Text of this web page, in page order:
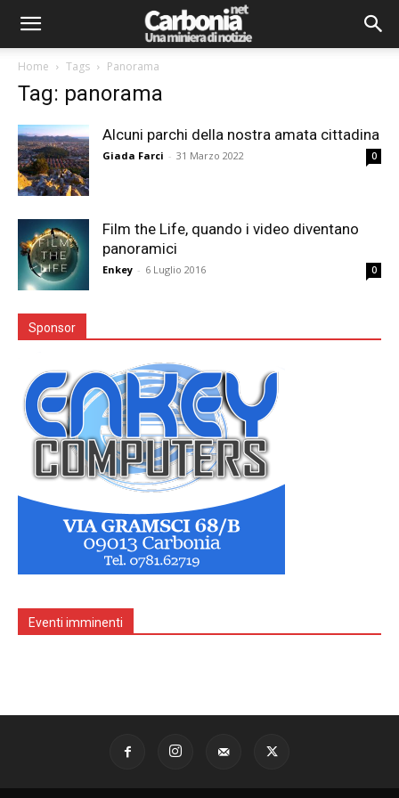
Home Tags Panorama
Tag: panorama
Alcuni parchi della nostra amata cittadina
Giada Farci - 31 Marzo 2022 0
Film the Life, quando i video diventano
panoramici
Enkey - 6 Luglio 2016 0
Sponsor
Eventi imminenti